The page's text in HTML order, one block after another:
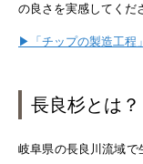
の良さを実感してくだ
▶「チップの製造工程
長良杉とは？
岐阜県の長良川流域で